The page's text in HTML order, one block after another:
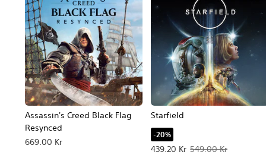
Assassin's Creed Black Flag
Resynced
669.00 Kr
Starfield
-20%
439.20 Kr
Erbjudande: 439.20 Kr
549.00 Kr